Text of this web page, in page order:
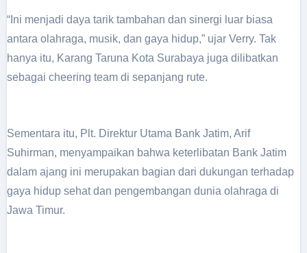
“Ini menjadi daya tarik tambahan dan sinergi luar biasa
antara olahraga, musik, dan gaya hidup,” ujar Verry. Tak
hanya itu, Karang Taruna Kota Surabaya juga dilibatkan
sebagai cheering team di sepanjang rute.
Sementara itu, Plt. Direktur Utama Bank Jatim, Arif
Suhirman, menyampaikan bahwa keterlibatan Bank Jatim
dalam ajang ini merupakan bagian dari dukungan terhadap
gaya hidup sehat dan pengembangan dunia olahraga di
Jawa Timur.